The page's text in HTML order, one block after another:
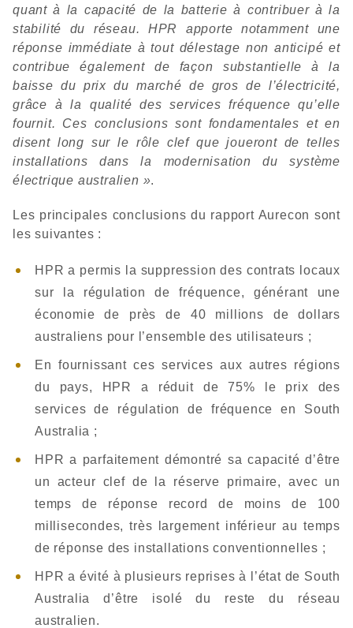
quant à la capacité de la batterie à contribuer à la
stabilité du réseau. HPR apporte notamment une
réponse immédiate à tout délestage non anticipé et
contribue également de façon substantielle à la
baisse du prix du marché de gros de l’électricité,
grâce à la qualité des services fréquence qu’elle
fournit. Ces conclusions sont fondamentales et en
disent long sur le rôle clef que joueront de telles
installations dans la modernisation du système
électrique australien ».
Les principales conclusions du rapport Aurecon sont
les suivantes :
HPR a permis la suppression des contrats locaux
sur la régulation de fréquence, générant une
économie de près de 40 millions de dollars
australiens pour l’ensemble des utilisateurs ;
En fournissant ces services aux autres régions
du pays, HPR a réduit de 75% le prix des
services de régulation de fréquence en South
Australia ;
HPR a parfaitement démontré sa capacité d’être
un acteur clef de la réserve primaire, avec un
temps de réponse record de moins de 100
millisecondes, très largement inférieur au temps
de réponse des installations conventionnelles ;
HPR a évité à plusieurs reprises à l’état de South
Australia d’être isolé du reste du réseau
australien.